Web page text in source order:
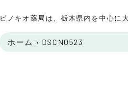
ピノキオ薬局は、栃木県内を中心に
ホーム › DSCN0523